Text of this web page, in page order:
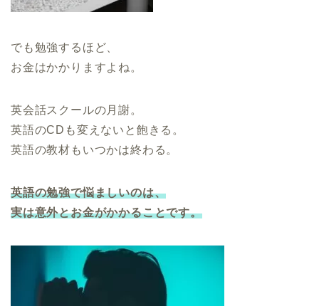
でも勉強するほど、
お金はかかりますよね。
英会話スクールの月謝。
英語のCDも変えないと飽きる。
英語の教材もいつかは終わる。
英語の勉強で悩ましいのは、
実は意外とお金がかかることです。